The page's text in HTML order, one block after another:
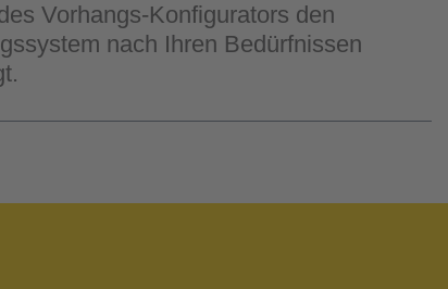
Vorhangs-Konfigurators den
nach Ihren Bedürfnissen